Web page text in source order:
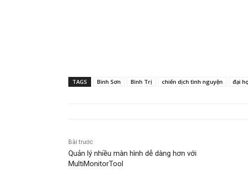
TAGS Bình Sơn Bình Trị chiến dịch tình nguyện đại
Bài trước
Quản lý nhiều màn hình dễ dàng hơn với
MultiMonitorTool